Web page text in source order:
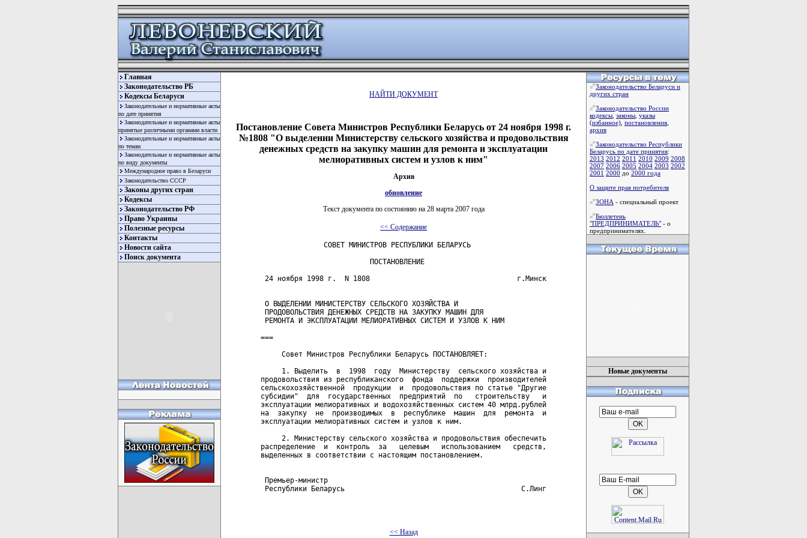
Главная
Законодательство РБ
Кодексы Беларуси
Законодательные и нормативные акты
по дате принятия
Законодательные и нормативные акты
принятые различными органами власти
Законодательные и нормативные акты
по темам
Законодательные и нормативные акты
по виду документы
Международное право в Беларуси
Законодательство СССР
Законы других стран
Кодексы
Законодательство РФ
Право Украины
Полезные ресурсы
Контакты
Новости сайта
Поиск документа
НАЙТИ ДОКУМЕНТ
Постановление Совета Министров Республики Беларусь от 24 ноября 1998 г.
№1808 "О выделении Министерству сельского хозяйства и продовольствия
денежных средств на закупку машин для ремонта и эксплуатации
мелиоративных систем и узлов к ним"
Архив
обновление
Текст документа по состоянию на 28 марта 2007 года
<< Содержание
               СОВЕТ МИНИСТРОВ РЕСПУБЛИКИ БЕЛАРУСЬ
                          ПОСТАНОВЛЕНИЕ
24 ноября 1998 г.  N 1808                                   г.Минск
О ВЫДЕЛЕНИИ МИНИСТЕРСТВУ СЕЛЬСКОГО ХОЗЯЙСТВА И
ПРОДОВОЛЬСТВИЯ ДЕНЕЖНЫХ СРЕДСТВ НА ЗАКУПКУ МАШИН ДЛЯ
РЕМОНТА И ЭКСПЛУАТАЦИИ МЕЛИОРАТИВНЫХ СИСТЕМ И УЗЛОВ К НИМ
===
     Совет Министров Республики Беларусь ПОСТАНОВЛЯЕТ:
     1. Выделить  в  1998  году  Министерству  сельского хозяйства и
продовольствия из республиканского  фонда  поддержки  производителей
сельскохозяйственной  продукции  и  продовольствия по статье "Другие
субсидии"  для  государственных  предприятий  по   строительству   и
эксплуатации мелиоративных и водохозяйственных систем 40 млрд.рублей
на  закупку  не  производимых  в  республике  машин  для  ремонта  и
эксплуатации мелиоративных систем и узлов к ним.
     2. Министерству сельского хозяйства и продовольствия обеспечить
распределение  и  контроль  за   целевым   использованием   средств,
выделенных в соответствии с настоящим постановлением.
Премьер-министр
Республики Беларусь                                          С.Линг
<< Назад
Законодательство Беларуси и
других стран
Законодательство России
кодексы законы указы
(избанное) постановления
архив
Законодательство Республики
Беларусь по дате принятия:
2013 2012 2011 2010 2009 2008
2007 2006 2005 2004 2003 2002
2001 2000 до 2000 года
О защите прав потребителя
ЗОНА - специальный проект
Бюллетень
"ПРЕДПРИНИМАТЕЛЬ" - о
предпринимателях.
Новые документы